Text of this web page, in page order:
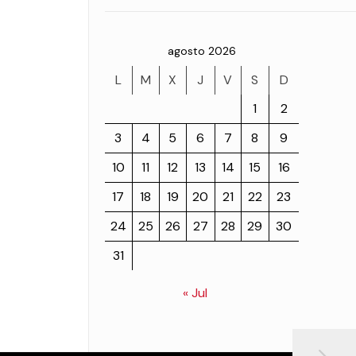
agosto 2026
L M X J V S
D
1
2
3
4 5 6 7 8
9
10
11 12 13 14 15
16
17
18 19 20 21 22
23
24
25 26 27 28 29
30
31
« Jul